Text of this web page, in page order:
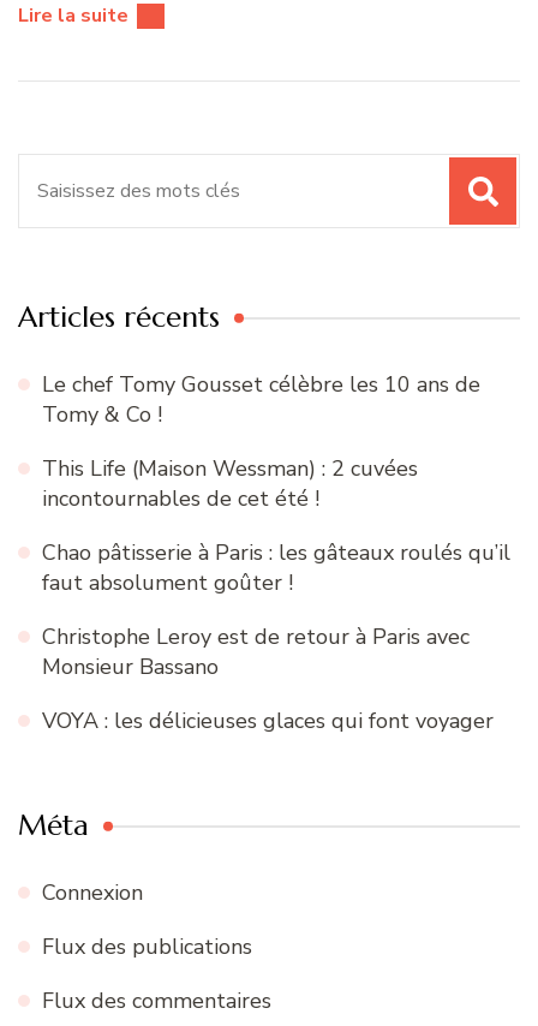
Lire la suite
Articles récents
Le chef Tomy Gousset célèbre les 10 ans de
Tomy & Co !
This Life (Maison Wessman) : 2 cuvées
incontournables de cet été !
Chao pâtisserie à Paris : les gâteaux roulés qu’il
faut absolument goûter !
Christophe Leroy est de retour à Paris avec
Monsieur Bassano
VOYA : les délicieuses glaces qui font voyager
Méta
Connexion
Flux des publications
Flux des commentaires